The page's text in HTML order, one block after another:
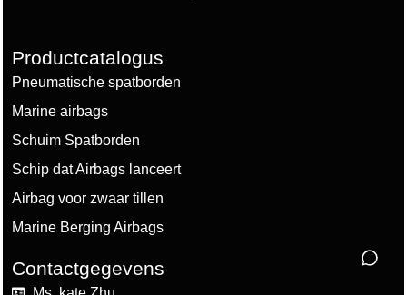
Productcatalogus
Pneumatische spatborden
Marine airbags
Schuim Spatborden
Schip dat Airbags lanceert
Airbag voor zwaar tillen
Marine Berging Airbags
Contactgegevens